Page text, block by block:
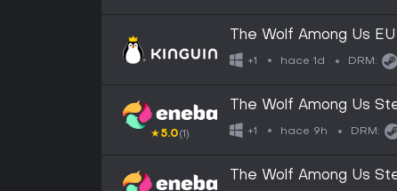
The Wolf Among Us
+1 hace 1d DRM:
★5.0(1)
The Wolf Among Us
+1 hace 9h DRM:
The Wolf Among Us